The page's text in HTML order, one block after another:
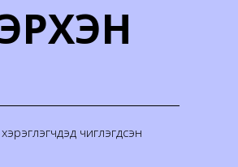
чиглэгдсэн